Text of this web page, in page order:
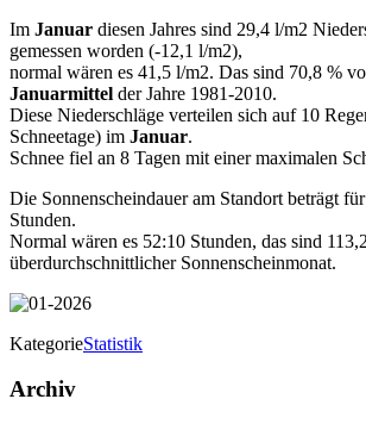
Im Januar diesen Jahres sind 29,4 l/m2
gemessen worden (-12,1 l/m2),
normal wären es 41,5 l/m2. Das sind 70,8 %
Januarmittel der Jahre 1981-2010.
Diese Niederschläge verteilen sich auf 10
Schneetage) im Januar.
Schnee fiel an 8 Tagen mit einer maximalen
Die Sonnenscheindauer am Standort beträgt
Stunden.
Normal wären es 52:10 Stunden, das sind
überdurchschnittlicher Sonnenscheinmonat.
KategorieStatistik
Archiv